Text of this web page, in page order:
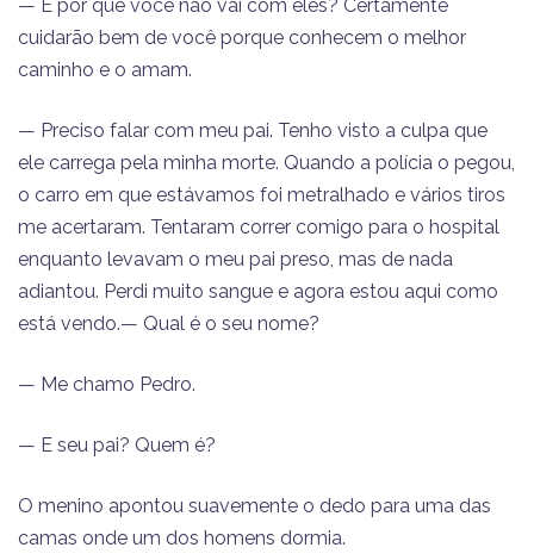
— E por que você não vai com eles? Certamente
cuidarão bem de você porque conhecem o melhor
caminho e o amam.
— Preciso falar com meu pai. Tenho visto a culpa que
ele carrega pela minha morte. Quando a polícia o pegou,
o carro em que estávamos foi metralhado e vários tiros
me acertaram. Tentaram correr comigo para o hospital
enquanto levavam o meu pai preso, mas de nada
adiantou. Perdi muito sangue e agora estou aqui como
está vendo.— Qual é o seu nome?
— Me chamo Pedro.
— E seu pai? Quem é?
O menino apontou suavemente o dedo para uma das
camas onde um dos homens dormia.